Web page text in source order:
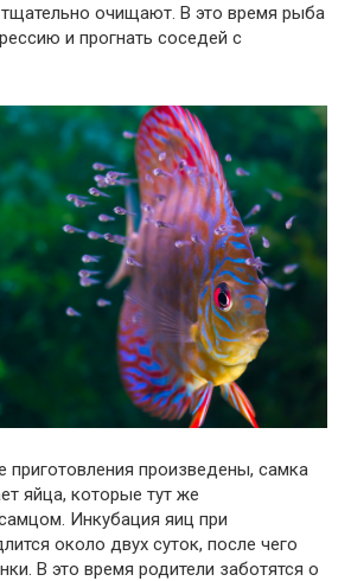
очищают. В это время рыба
и прогнать соседей с
приготовления произведены, самка
яйца, которые тут же
Инкубация яиц при
около двух суток, после чего
В это время родители заботятся о